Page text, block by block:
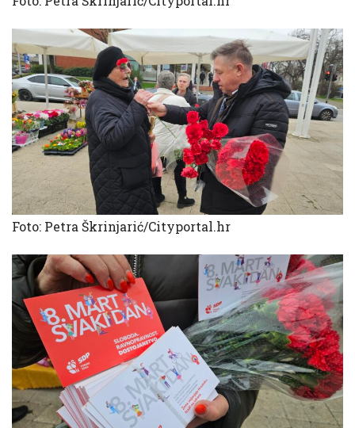
Foto: Petra Škrinjarić/Cityportal.hr